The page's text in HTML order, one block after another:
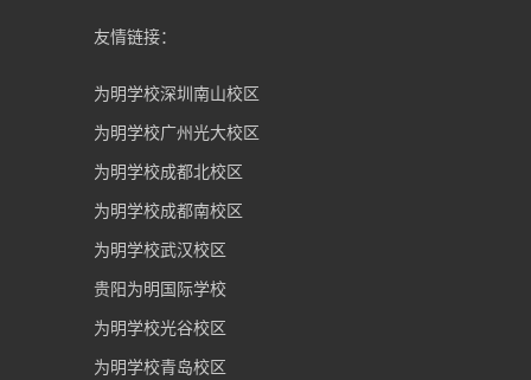
友情链接：
为明学校深圳南山校区
为明学校广州光大校区
为明学校成都北校区
为明学校成都南校区
为明学校武汉校区
贵阳为明国际学校
为明学校光谷校区
为明学校青岛校区